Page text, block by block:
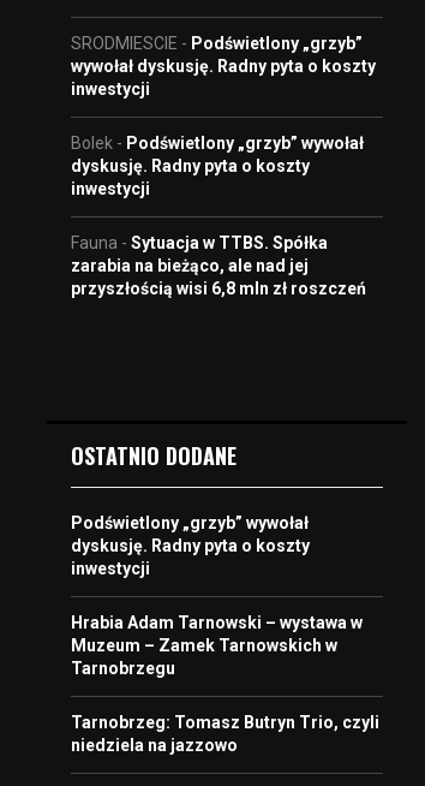
SRODMIESCIE - Podświetlony „grzyb”
wywołał dyskusję. Radny pyta o koszty
inwestycji
Bolek - Podświetlony „grzyb” wywołał
dyskusję. Radny pyta o koszty
inwestycji
Fauna - Sytuacja w TTBS. Spółka
zarabia na bieżąco, ale nad jej
przyszłością wisi 6,8 mln zł roszczeń
OSTATNIO DODANE
Podświetlony „grzyb” wywołał
dyskusję. Radny pyta o koszty
inwestycji
Hrabia Adam Tarnowski – wystawa w
Muzeum – Zamek Tarnowskich w
Tarnobrzegu
Tarnobrzeg: Tomasz Butryn Trio, czyli
niedziela na jazzowo